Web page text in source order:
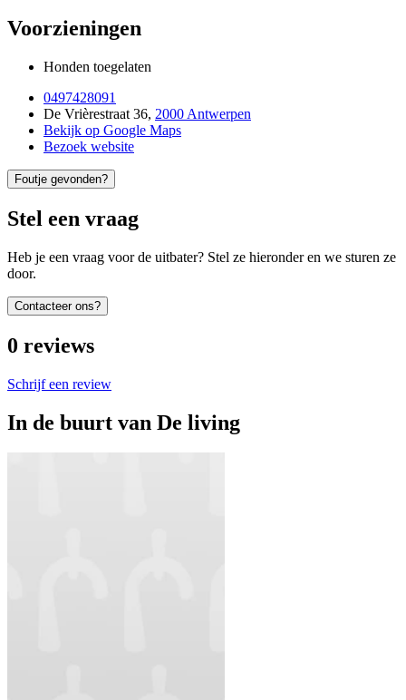
Voorzieningen
Honden toegelaten
0497428091
De Vrièrestraat 36, 2000 Antwerpen
Bekijk op Google Maps
Bezoek website
Foutje gevonden?
Stel een vraag
Heb je een vraag voor de uitbater? Stel ze hieronder en we sturen ze
door.
Contacteer ons?
0 reviews
Schrijf een review
In de buurt van De living